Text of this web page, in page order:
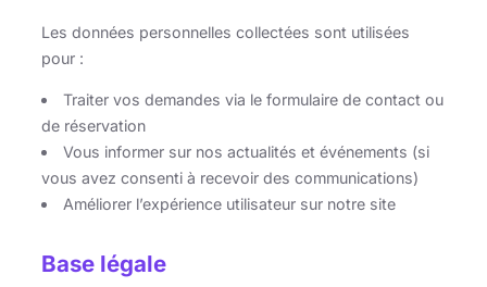
Les données personnelles collectées sont utilisées
pour :
Traiter vos demandes via le formulaire de contact ou
de réservation
Vous informer sur nos actualités et événements (si
vous avez consenti à recevoir des communications)
Améliorer l’expérience utilisateur sur notre site
Base légale